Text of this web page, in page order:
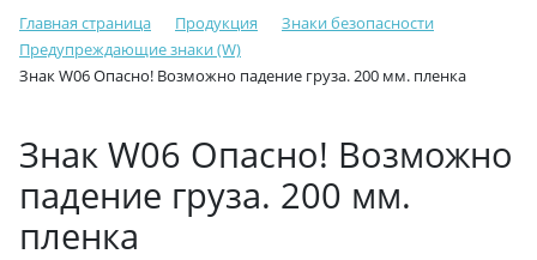
Главная страница Продукция
Знаки безопасности
Предупреждающие знаки (W)
Знак W06 Опасно! Возможно падение груза. 200 мм. пленка
Знак W06 Опасно! Возможно
падение груза. 200 мм.
пленка